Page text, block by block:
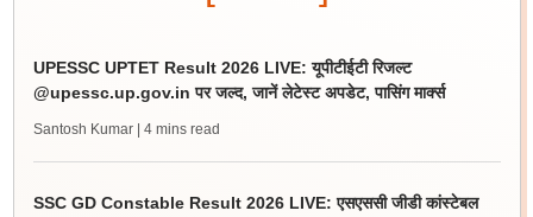
UPESSC UPTET Result 2026 LIVE: यूपीटीईटी रिजल्ट
@upessc.up.gov.in पर जल्द, जानें लेटेस्ट अपडेट, पासिंग मार्क्स
Santosh Kumar | 4 mins read
SSC GD Constable Result 2026 LIVE: एसएससी जीडी कांस्टेबल